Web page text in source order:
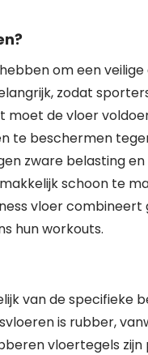
om een veilige
zodat
moet de vloer
te beschermen
zware belasting
schoon te
vloer combineert
hun workouts.
van de specifieke
is rubber,
vloertegels zijn